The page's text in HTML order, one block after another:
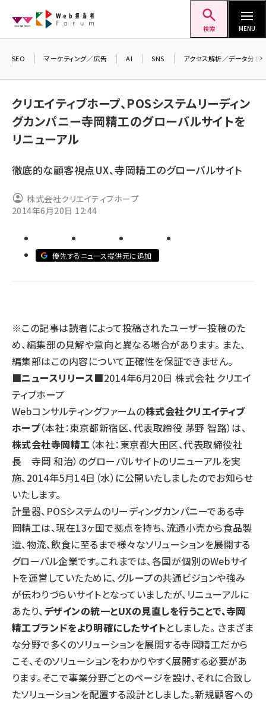
ン
検索 MENU
seo (3538)
youtube (2444)
note (2322)
z世代 (1629)
SEO マーケティング／広告 AI SNS アクセス解析／データ分析
クリエイティブホープ、POSシステムリーディン
グカンパニー寺岡精工のグローバルサイトを
リニューアル
徹底的な顧客視点UX、寺岡精工のグローバルサイト
株式会社クリエイティブホープ
2014年6月20日 12:44
優先するニュース提供元に追加
※この記事は読者によって投稿されたユーザー投稿のた
め、編集部の見解や意向と異なる場合があります。 また、
編集部はこの内容について正確性を保証できません。
■ニュースリリース■2014年6月20日 株式会社 クリエイ
ティブホープ
Webコンサルティングファームの株式会社クリエイティブ
ホープ（本社：東京都新宿区、代表取締役 茅野 智路）は、
株式会社寺岡精工 （本社：東京都大田区、代表取締役社
長 寺岡 和治）のグローバルサイトのリニューアルを実
施、2014年5月14日（水）に公開いたしましたのでお知らせ
いたします。
計量器、POSシステムのリーディングカンパニーである寺
岡精工は、現在13ヶ国で拠点を持ち、流通小売から食品製
造、物流、飲食に至るまで様々なソリューションを展開する
グローバル企業です。これまでは、各国が個別のWebサイ
トを運営していたために、グループの共通ビジョンや強み
が伝わりづらいサイトとなっていましたが、リニューアルに
あたり、デザインの統一とUXの見直しを行うことで、寺岡
精工ブランドをより明確にしたサイトとしました。 さまざま
な分野で多くのソリューションを展開する寺岡精工だから
こそ、そのソリューションをわかりやすく展開する必要があ
ります。そこで事業分野ごとのページを設け、それに合致し
たソリューションを配置する設計としました。新規顧客への
る